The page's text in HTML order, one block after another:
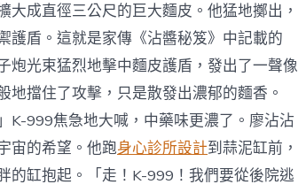
成直徑三公尺的巨大麵皮。他猛地擲出，
護盾。這就是家傳《沾醬秘笈》中記載的
炮光束猛烈地擊中麵皮護盾，發出了一聲像
擋住了攻擊，只是散發出濃郁的麵香。
K-999焦急地大喊，中藥味更濃了。廖沾沾
宙的希望。他跑身心診所設計到蒜泥缸前，
的缸抱起。「走！K-999！我們要從後院逃